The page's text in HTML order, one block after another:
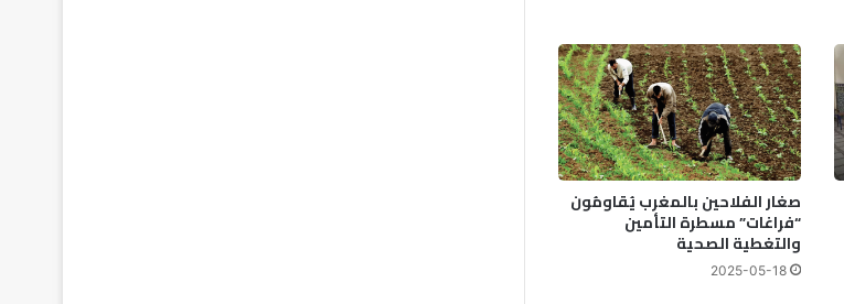
صغار الفلاحين بالمغرب يُقاومُون
“فراغات” مسطرة التأمين
والتغطية الصحية
2025-05-18